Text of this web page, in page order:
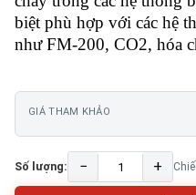
biệt phù hợp với các hệ
như FM-200, CO2, hóa
GIÁ THAM KHẢO
Số lượng: − +